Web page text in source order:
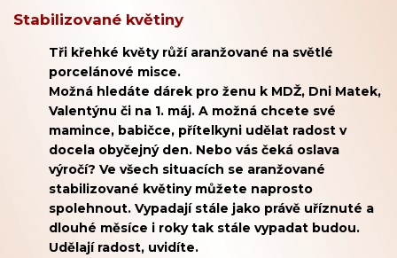
Stabilizované květiny
Tři křehké květy růží aranžované na světlé
porcelánové misce.
Možná hledáte dárek pro ženu k MDŽ, Dni Matek,
Valentýnu či na 1. máj. A možná chcete své
mamince, babičce, přítelkyni udělat radost v
docela obyčejný den. Nebo vás čeká oslava
výročí? Ve všech situacích se aranžované
stabilizované květiny můžete naprosto
spolehnout. Vypadají stále jako právě uříznuté a
dlouhé měsíce i roky tak stále vypadat budou.
Udělají radost, uvidíte.